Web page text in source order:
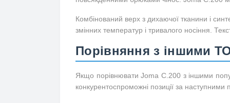
Комбінований верх з дихаючої тканини і
змінних температур і тривалого носіння.
Порівняння з іншими
Якщо порівнювати Joma C.200 з іншими
конкурентоспроможні позиції за